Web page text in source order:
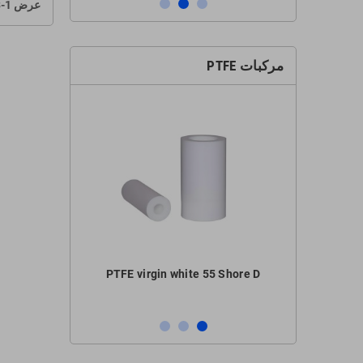
مركبات PTFE
PTFE virgin white 55 Shore D
عرض 1-3 من 3 منتجات